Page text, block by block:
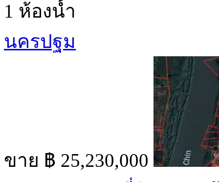
1 ห้องน้ำ
นครปฐม
ขาย ฿ 25,230,000